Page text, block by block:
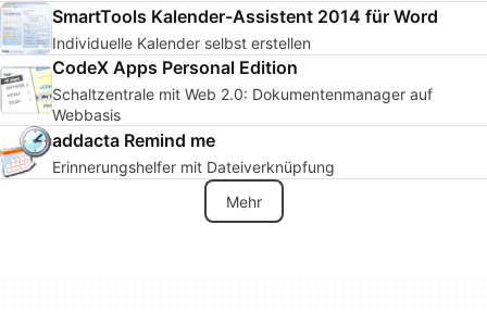
SmartTools Kalender-Assistent 2014 für Word
Individuelle Kalender selbst erstellen
CodeX Apps Personal Edition
Schaltzentrale mit Web 2.0: Dokumentenmanager auf
Webbasis
addacta Remind me
Erinnerungshelfer mit Dateiverknüpfung
Mehr